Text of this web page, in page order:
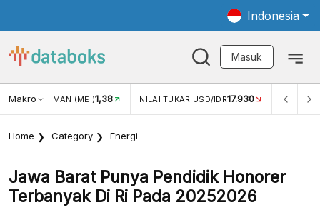
Indonesia
Masuk
MakroWISMAN (MEI)1,38 NILAI TUKAR USD/IDR17.930 INFLASI
Home Category Energi
Jawa Barat Punya Pendidik Honorer
Terbanyak Di Ri Pada 20252026